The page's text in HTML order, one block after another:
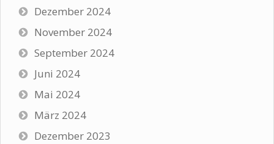
Dezember 2024
November 2024
September 2024
Juni 2024
Mai 2024
März 2024
Dezember 2023